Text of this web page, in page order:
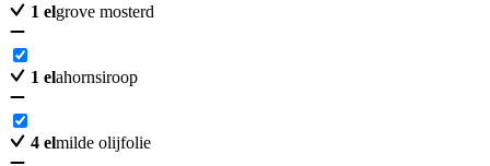
1 elgrove mosterd
1 elahornsiroop
4 elmilde olijfolie